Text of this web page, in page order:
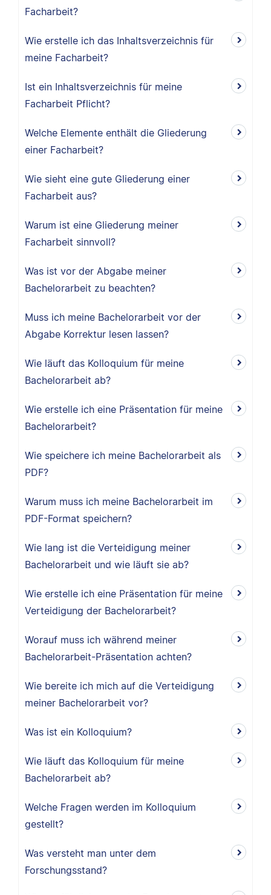
Facharbeit?
Wie erstelle ich das Inhaltsverzeichnis für
meine Facharbeit?
Ist ein Inhaltsverzeichnis für meine
Facharbeit Pflicht?
Welche Elemente enthält die Gliederung
einer Facharbeit?
Wie sieht eine gute Gliederung einer
Facharbeit aus?
Warum ist eine Gliederung meiner
Facharbeit sinnvoll?
Was ist vor der Abgabe meiner
Bachelorarbeit zu beachten?
Muss ich meine Bachelorarbeit vor der
Abgabe Korrektur lesen lassen?
Wie läuft das Kolloquium für meine
Bachelorarbeit ab?
Wie erstelle ich eine Präsentation für meine
Bachelorarbeit?
Wie speichere ich meine Bachelorarbeit als
PDF?
Warum muss ich meine Bachelorarbeit im
PDF-Format speichern?
Wie lang ist die Verteidigung meiner
Bachelorarbeit und wie läuft sie ab?
Wie erstelle ich eine Präsentation für meine
Verteidigung der Bachelorarbeit?
Worauf muss ich während meiner
Bachelorarbeit-Präsentation achten?
Wie bereite ich mich auf die Verteidigung
meiner Bachelorarbeit vor?
Was ist ein Kolloquium?
Wie läuft das Kolloquium für meine
Bachelorarbeit ab?
Welche Fragen werden im Kolloquium
gestellt?
Was versteht man unter dem
Forschungsstand?